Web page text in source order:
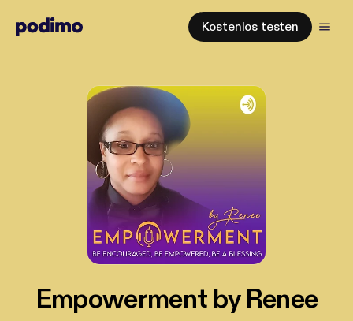
Kostenlos testen
Empowerment by Renee